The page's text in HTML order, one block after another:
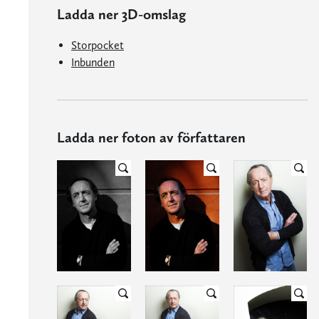
Ladda ner 3D-omslag
Storpocket
Inbunden
Ladda ner foton av författaren